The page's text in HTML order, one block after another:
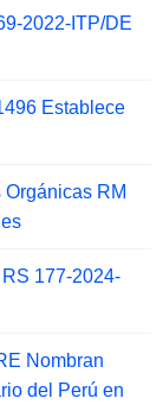
2022-ITP/DE
Establece
RM
177-2024-
Nombran
del Perú en